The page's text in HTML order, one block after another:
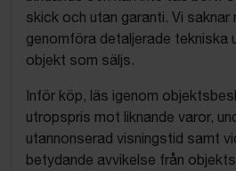
skick och utan garanti. Vi saknar
genomföra detaljerade tekniska
objekt som säljs.
Inför köp, läs igenom
utropspris mot liknande varor,
utannonserad visningstid samt
betydande avvikelse från